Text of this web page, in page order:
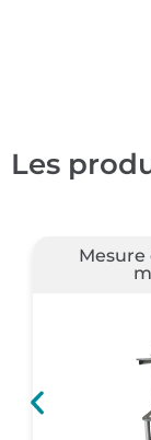
Les
Densité